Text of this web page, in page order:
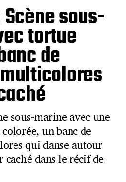
sous-
tortue
de
sous-marine avec une
un banc de
qui danse autour
caché dans le récif de